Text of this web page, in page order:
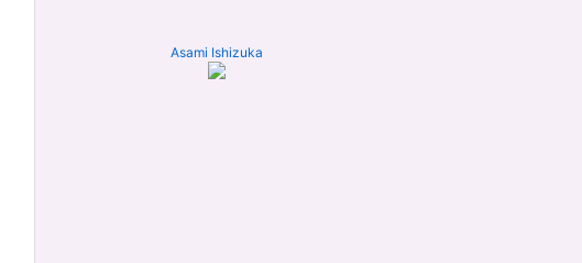
Asami Ishizuka